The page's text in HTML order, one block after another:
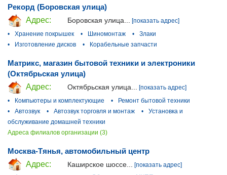
Рекорд (Боровская улица)
Адрес:
Боровская улица...
[показать адрес]
•
Хранение покрышек • Шиномонтаж •
Злаки
•
Изготовление дисков • Корабельные запчасти
Матрикс, магазин бытовой техники и электроники
(Октябрьская улица)
Адрес:
Октябрьская улица...
[показать адрес]
•
Компьютеры и комплектующие •
Ремонт бытовой техники
•
Автозвук • Автозвук торговля и монтаж •
Установка и
обслуживание домашней техники
Адреса филиалов организации (3)
Москва-Тянья, автомобильный центр
Адрес:
Каширское шоссе...
[показать адрес]